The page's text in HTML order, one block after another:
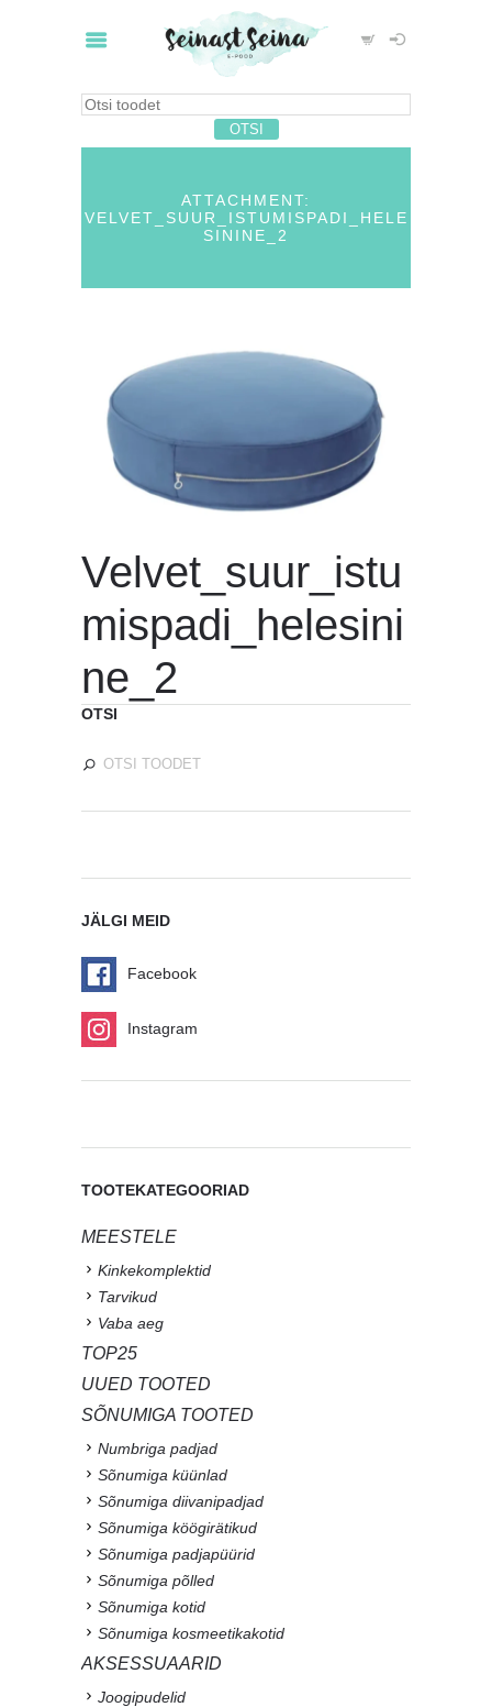
ATTACHMENT:
VELVET_SUUR_ISTUMISPADI_HELE
SININE_2
Velvet_suur_istu
mispadi_helesini
ne_2
OTSI
JÄLGI MEID
Facebook
Instagram
TOOTEKATEGOORIAD
MEESTELE
Kinkekomplektid
Tarvikud
Vaba aeg
TOP25
UUED TOOTED
SÕNUMIGA TOOTED
Numbriga padjad
Sõnumiga küünlad
Sõnumiga diivanipadjad
Sõnumiga köögirätikud
Sõnumiga padjapüürid
Sõnumiga põlled
Sõnumiga kotid
Sõnumiga kosmeetikakotid
AKSESSUAARID
Joogipudelid